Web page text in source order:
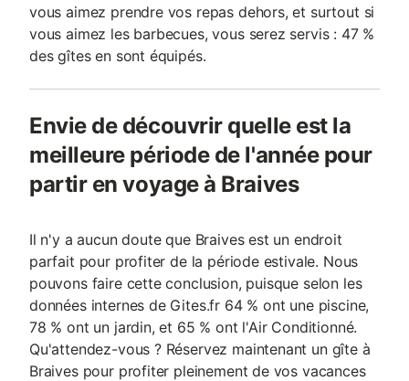
vous aimez prendre vos repas dehors, et surtout si
vous aimez les barbecues, vous serez servis : 47 %
des gîtes en sont équipés.
Envie de découvrir quelle est la
meilleure période de l'année pour
partir en voyage à Braives
Il n'y a aucun doute que Braives est un endroit
parfait pour profiter de la période estivale. Nous
pouvons faire cette conclusion, puisque selon les
données internes de Gites.fr 64 % ont une piscine,
78 % ont un jardin, et 65 % ont l'Air Conditionné.
Qu'attendez-vous ? Réservez maintenant un gîte à
Braives pour profiter pleinement de vos vacances